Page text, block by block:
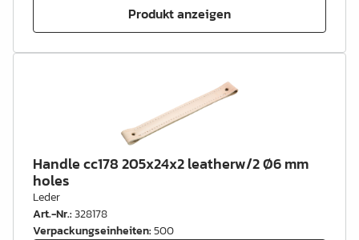
Produkt anzeigen
Handle cc178 205x24x2 leatherw/2 Ø6 mm
holes
Leder
Art.-Nr.:328178
Verpackungseinheiten:500